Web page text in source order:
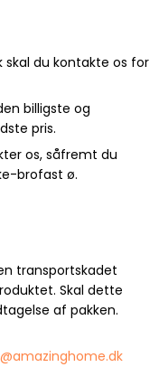
skal du kontakte os for
billigste og
pris.
os, såfremt du
brofast ø.
transportskadet
Skal dette
af pakken.